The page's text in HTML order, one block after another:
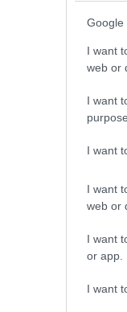
Google
I want
web or
I want
I want
I want
web or
I want
or app.
I want